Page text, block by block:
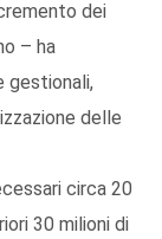
dei
– ha
gestionali,
delle
circa 20
30 milioni di